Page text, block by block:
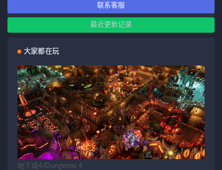
联系客服
最近更新记录
大家都在玩
地下城4/Dungeons 4